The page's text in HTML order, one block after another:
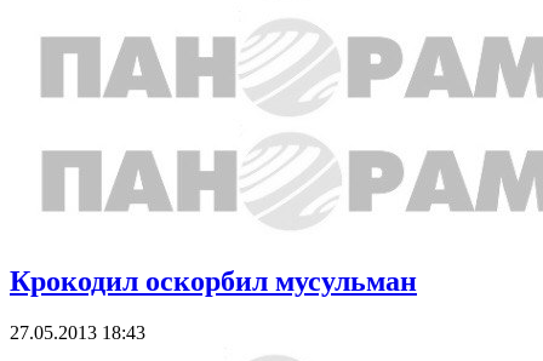
Крокодил оскорбил мусульман
27.05.2013 18:43